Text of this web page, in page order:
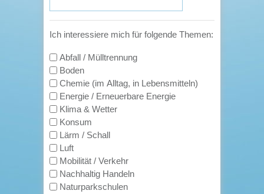
Ich interessiere mich für folgende Themen:
Abfall / Mülltrennung
Boden
Chemie (im Alltag, in Lebensmitteln)
Energie / Erneuerbare Energie
Klima & Wetter
Konsum
Lärm / Schall
Luft
Mobilität / Verkehr
Nachhaltig Handeln
Naturparkschulen